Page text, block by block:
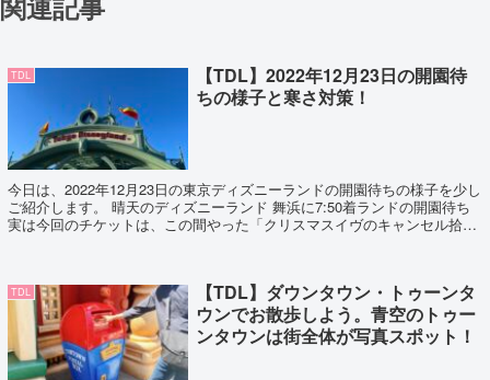
TDL
【TDL】2022年12月23日の開園待
ちの様子と寒さ対策！
今日は、2022年12月23日の東京ディズニーランドの開園待ちの様子を少し
ご紹介します。 晴天のディズニーランド 舞浜に7:50着ランドの開園待ち
実は今回のチケットは、この間やった「クリスマスイヴのキャンセル拾い
TDL
【TDL】ダウンタウン・トゥーンタ
ウンでお散歩しよう。青空のトゥー
ンタウンは街全体が写真スポット！